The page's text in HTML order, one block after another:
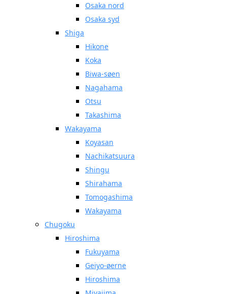
Osaka nord
Osaka syd
Shiga
Hikone
Koka
Biwa-søen
Nagahama
Otsu
Takashima
Wakayama
Koyasan
Nachikatsuura
Shingu
Shirahama
Tomogashima
Wakayama
Chugoku
Hiroshima
Fukuyama
Geiyo-øerne
Hiroshima